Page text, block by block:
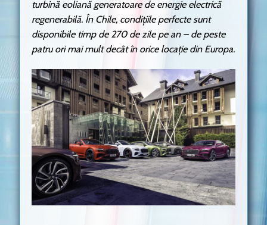
turbină eoliană generatoare de energie electrică
regenerabilă. În Chile, condițiile perfecte sunt
disponibile timp de 270 de zile pe an – de peste
patru ori mai mult decât în orice locație din Europa.